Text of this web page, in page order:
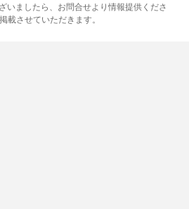
いましたら、お問合せより情報提供くださ
載させていただきます。